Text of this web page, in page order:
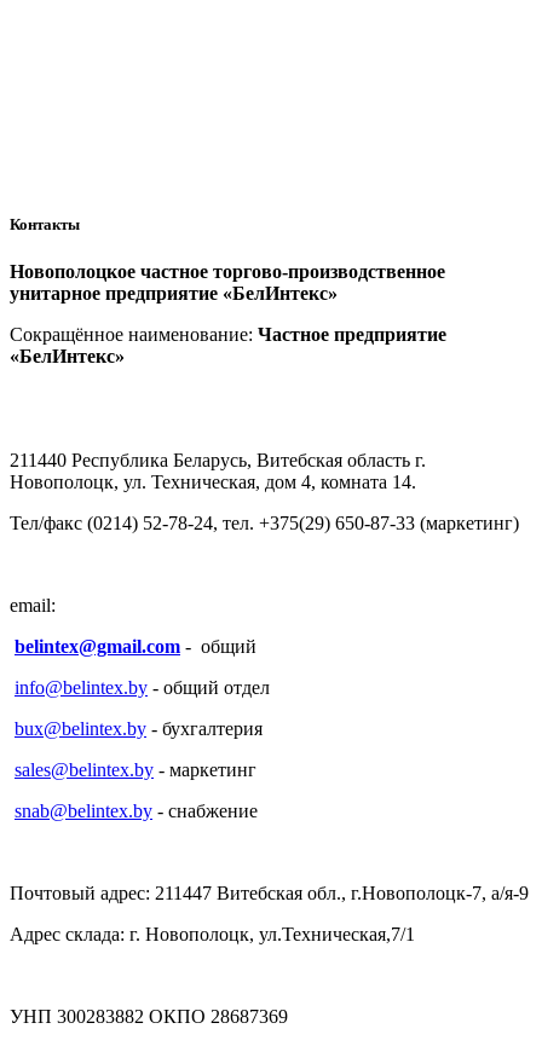
Контакты
Новополоцкое частное торгово-производственное
унитарное предприятие «БелИнтекс»
Сокращённое наименование: Частное предприятие
«БелИнтекс»
211440 Республика Беларусь, Витебская область г.
Новополоцк, ул. Техническая, дом 4, комната 14.
Тел/факс (0214) 52-78-24, тел. +375(29) 650-87-33 (маркетинг)
email:
belintex@gmail.com - общий
info@belintex.by - общий отдел
bux@belintex.by - бухгалтерия
sales@belintex.by - маркетинг
snab@belintex.by - снабжение
Почтовый адрес: 211447 Витебская обл., г.Новополоцк-7, а/я-9
Адрес склада: г. Новополоцк, ул.Техническая,7/1
УНП 300283882 ОКПО 28687369